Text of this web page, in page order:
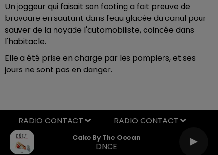
Un joggeur qui faisait son footing a fait preuve de
bravoure en sautant dans l'eau glacée du canal pour
sauver de la noyade l'automobiliste, coincée dans
l'habitacle.
Elle a été prise en charge par les pompiers, et ses
jours ne sont pas en danger.
Cake By The Ocean
DNCE
RADIO CONTACT